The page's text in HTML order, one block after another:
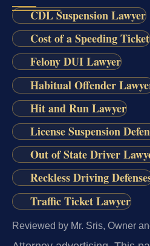
CDL Suspension Lawyer
Cost of a Speeding Ticket
Felony DUI Lawyer
Habitual Offender
Hit and Run Lawyer
License Suspension
Out of State Driver
Reckless Driving
Traffic Ticket Lawyer
Reviewed by Mr. Sris, Owner